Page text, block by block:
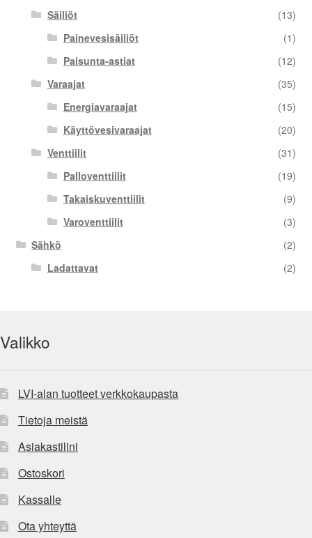
Säiliöt
(13)
Painevesisäiliöt
(1)
Paisunta-astiat
(12)
Varaajat
(35)
Energiavaraajat
(15)
Käyttövesivaraajat
(20)
Venttiilit
(31)
Palloventtiilit
(19)
Takaiskuventtiilit
(9)
Varoventtiilit
(3)
Sähkö
(2)
Ladattavat
(2)
Valikko
LVI-alan tuotteet verkkokaupasta
Tietoja meistä
Asiakastilini
Ostoskori
Kassalle
Ota yhteyttä